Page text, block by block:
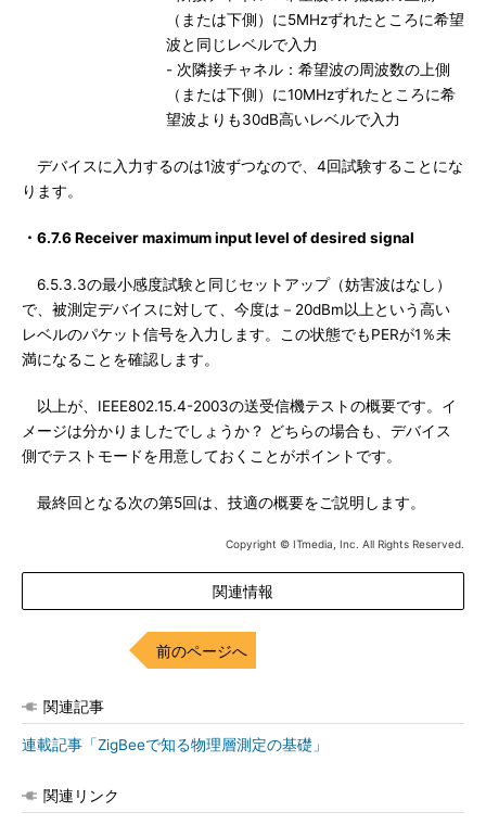
（または下側）に5MHzずれたところに希望
波と同じレベルで入力
- 次隣接チャネル：希望波の周波数の上側
（または下側）に10MHzずれたところに希
望波よりも30dB高いレベルで入力
デバイスに入力するのは1波ずつなので、4回試験することにな
ります。
・6.7.6 Receiver maximum input level of desired signal
6.5.3.3の最小感度試験と同じセットアップ（妨害波はなし）
で、被測定デバイスに対して、今度は－20dBm以上という高い
レベルのパケット信号を入力します。この状態でもPERが1％未
満になることを確認します。
以上が、IEEE802.15.4-2003の送受信機テストの概要です。イ
メージは分かりましたでしょうか？ どちらの場合も、デバイス
側でテストモードを用意しておくことがポイントです。
最終回となる次の第5回は、技適の概要をご説明します。
Copyright © ITmedia, Inc. All Rights Reserved.
関連情報
前のページへ
関連記事
連載記事「ZigBeeで知る物理層測定の基礎」
関連リンク